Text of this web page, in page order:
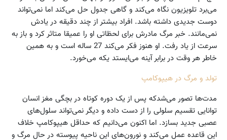
می‌برد تلویزیون نگاه می‌کند و گاهی جدول حل می‌کند اما نمی‌تواند
دوست جدیدی داشته باشد. افراد بیشتر از چند دقیقه در یادش
نمی‌مانند. خبر مرگ مادرش برای لحظاتی او را عمیقا متاثر کرد و باز به
سرعت از یاد رفت. او هنوز فکر می‌کند 27 ساله است و به همین
خاطر هر وقت در برابر آینه می‌ایستد یکه می‌خورد.
تولد و مرگ در هیپوکامپ
مدت‌ها تصور می‌شدکه پس از یک دوره کوتاه در بچگی مغز انسان
توانایی تقسیم سلولی را از دست داده و دیگر نمی‌تواند سلول‌های
عصبی جدید بسازد. اما اکنون می‌دانیم که حداقل هیپوکامپ خلاف
این قاعده عمل می‌کند و نورون‌های این ناحیه پیوسته در حال مرگ و